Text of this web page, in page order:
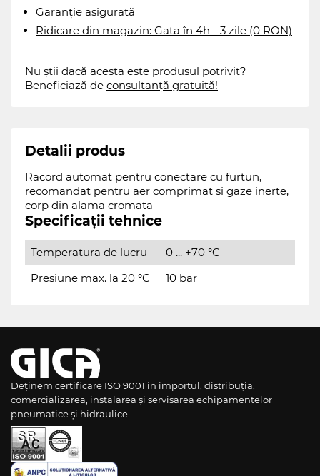
Garanție asigurată
Ridicare din magazin: Gata în 4h - 3 zile (0 RON)
Nu știi dacă acesta este produsul potrivit?
Beneficiază de consultanță gratuită!
Detalii produs
Racord automat pentru conectare cu furtun,
recomandat pentru aer comprimat si gaze inerte,
corp din alama cromata
Specificații tehnice
Temperatura de lucru
0 ... +70 °C
Presiune max. la 20 °C
10 bar
Deținem certificare ISO 9001 în importul, distribuția,
comercializarea, instalarea și servisarea echipamentelor
pneumatice și hidraulice.